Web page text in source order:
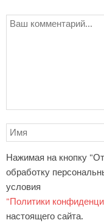
Нажимая на кнопку
обработку
условия
"Политики
настоящего сайта.